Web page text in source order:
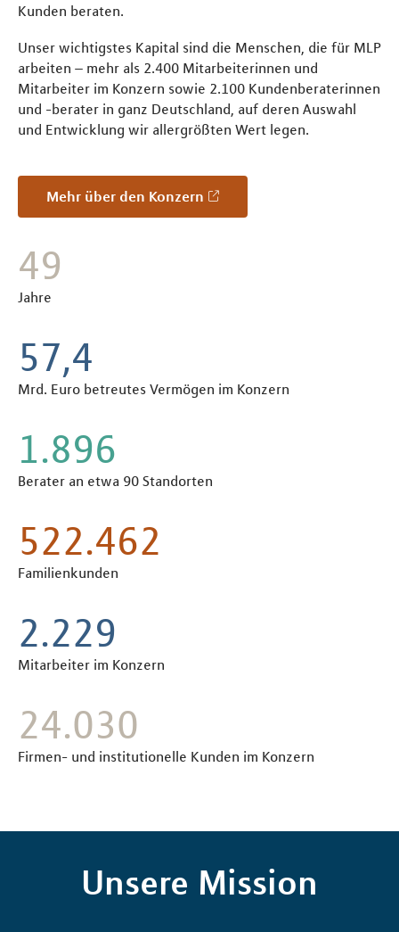
55
Jahre
65,2
Mrd. Euro betreutes Vermögen im Konzern
2.160
Berater an etwa 90 Standorten
597.100
Familienkunden
2.539
Mitarbeiter im Konzern
27.400
Firmen- und institutionelle Kunden im Konzern
Kunden beraten.
Unser wichtigstes Kapital sind die Menschen, die für MLP
arbeiten – mehr als 2.400 Mitarbeiterinnen und
Mitarbeiter im Konzern sowie 2.100 Kundenberaterinnen
und -berater in ganz Deutschland, auf deren Auswahl
und Entwicklung wir allergrößten Wert legen.
Mehr über den Konzern
Unsere Mission